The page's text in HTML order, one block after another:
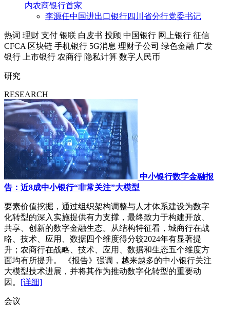
内农商银行首家
李源任中国进出口银行四川省分行党委书记
热词 理财 支付 银联 白皮书 投顾 中国银行 网上银行 征信
CFCA 区块链 手机银行 5G消息 理财子公司 绿色金融 广发
银行
上市银行 农商行 隐私计算 数字人民币
研究
RESEARCH
中小银行数字金融报
告：近8成中小银行“非常关注”大模型
要素价值挖掘，通过组织架构调整与人才体系建设为数字
化转型的深入实施提供有力支撑，最终致力于构建开放、
共享、创新的数字金融生态。从结构特征看，城商行在战
略、技术、应用、数据四个维度得分较2024年有显著提
升；农商行在战略、技术、应用、数据和生态五个维度方
面均有所提升。 《报告》强调，越来越多的中小银行关注
大模型技术进展，并将其作为推动数字化转型的重要动
因。 [详细]
会议